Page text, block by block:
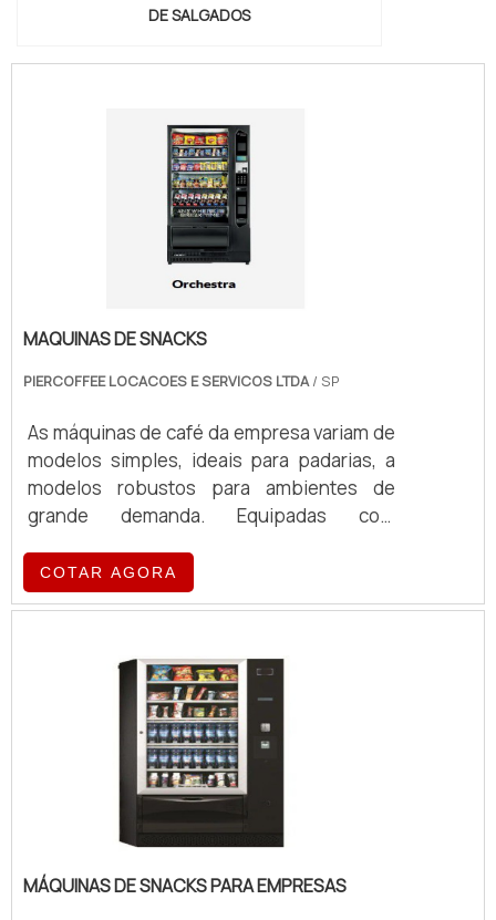
DE SALGADOS
MAQUINAS DE SNACKS
PIERCOFFEE LOCACOES E SERVICOS LTDA/ SP
As máquinas de café da empresa variam de
modelos simples, ideais para padarias, a
modelos robustos para ambientes de
grande demanda. Equipadas com
oferecem eficiência e qualidade no
preparo de café, atendendo a diferentes
COTAR AGORA
MÁQUINAS DE SNACKS PARA EMPRESAS